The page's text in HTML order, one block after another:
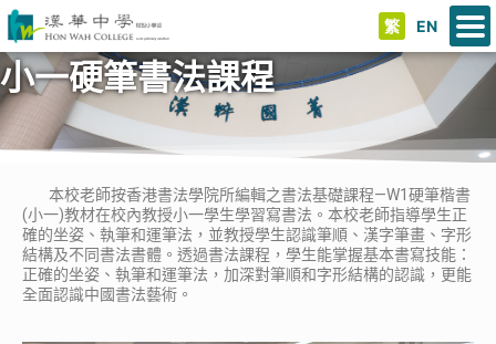
繁 EN
小一硬筆書法課程
本校老師按香港書法學院所編輯之書法基礎課程—W1硬筆楷書
(小一)教材在校內教授小一學生學習寫書法。本校老師指導學生正
確的坐姿、執筆和運筆法，並教授學生認識筆順、漢字筆畫、字形
結構及不同書法書體。透過書法課程，學生能掌握基本書寫技能：
正確的坐姿、執筆和運筆法，加深對筆順和字形結構的認識，更能
全面認識中國書法藝術。